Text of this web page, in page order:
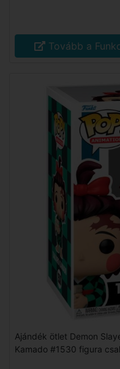
Tovább a
Ajándék ötlet Demon
Kamado #1530 figura